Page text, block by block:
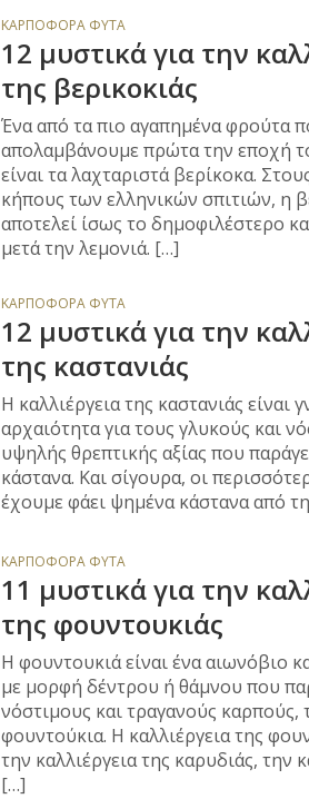
ΚΑΡΠΟΦΌΡΑ ΦΥΤΆ
12 μυστικά για την
της βερικοκιάς
Ένα από τα πιο αγαπημένα φρούτα
απολαμβάνουμε πρώτα την εποχή
είναι τα λαχταριστά βερίκοκα.
κήπους των ελληνικών σπιτιών, η
αποτελεί ίσως το δημοφιλέστερο
μετά την λεμονιά. […]
ΚΑΡΠΟΦΌΡΑ ΦΥΤΆ
12 μυστικά για την
της καστανιάς
Η καλλιέργεια της καστανιάς είναι
αρχαιότητα για τους γλυκούς και
υψηλής θρεπτικής αξίας που
κάστανα. Και σίγουρα, οι
έχουμε φάει ψημένα κάστανα από
ΚΑΡΠΟΦΌΡΑ ΦΥΤΆ
11 μυστικά για την
της φουντουκιάς
Η φουντουκιά είναι ένα αιωνόβιο
με μορφή δέντρου ή θάμνου που
νόστιμους και τραγανούς καρπούς,
φουντούκια. Η καλλιέργεια της
την καλλιέργεια της καρυδιάς, την
[…]